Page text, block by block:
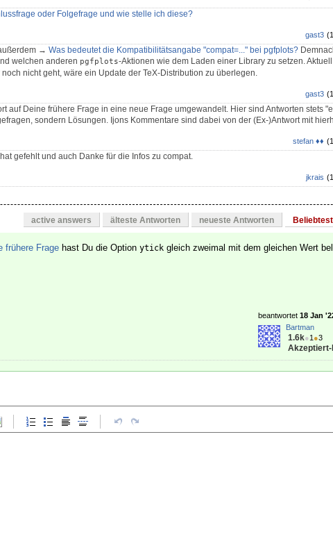
oder Folgefrage und wie stelle ich diese?
gast3
→ Was bedeutet die Kompatibilitätsangabe "compat=..." bei pgfplots?
welchen anderen pgfplots-Aktionen wie dem Laden einer Library zu setzen.
nicht geht, wäre ein Update der TeX-Distribution zu überlegen.
gast3
auf Deine frühere Frage in eine neue Frage umgewandelt. Hier sind Antworten stets
sondern Lösungen. Ijons Kommentare sind dabei von der (Ex-)Antwort mit
stefan ♦♦
gefehlt und auch Danke für die Infos zu compat.
jkrais
active answers älteste Antworten neueste Antworten
frühere Frage hast Du die Option ytick gleich zweimal mit dem gleichen Wert
beantwortet 18 Jan
Bartman
1.6k●1 ●3
Akzeptiert-